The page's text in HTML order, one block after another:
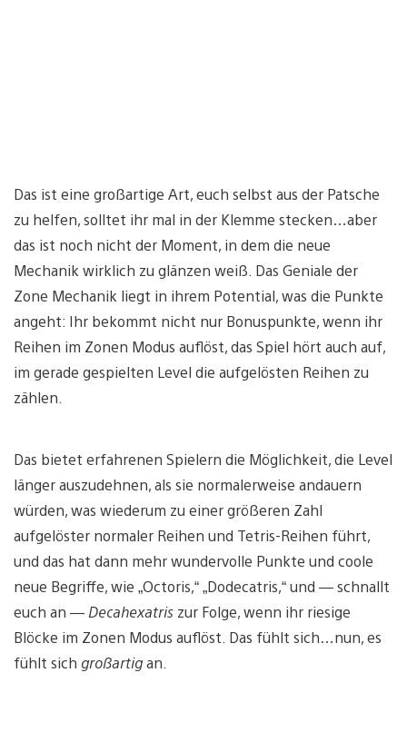
Das ist eine großartige Art, euch selbst aus der Patsche
zu helfen, solltet ihr mal in der Klemme stecken…aber
das ist noch nicht der Moment, in dem die neue
Mechanik wirklich zu glänzen weiß. Das Geniale der
Zone Mechanik liegt in ihrem Potential, was die Punkte
angeht: Ihr bekommt nicht nur Bonuspunkte, wenn ihr
Reihen im Zonen Modus auflöst, das Spiel hört auch auf,
im gerade gespielten Level die aufgelösten Reihen zu
zählen.
Das bietet erfahrenen Spielern die Möglichkeit, die Level
länger auszudehnen, als sie normalerweise andauern
würden, was wiederum zu einer größeren Zahl
aufgelöster normaler Reihen und Tetris-Reihen führt,
und das hat dann mehr wundervolle Punkte und coole
neue Begriffe, wie „Octoris,“ „Dodecatris,“ und — schnallt
euch an — Decahexatris zur Folge, wenn ihr riesige
Blöcke im Zonen Modus auflöst. Das fühlt sich…nun, es
fühlt sich großartigan.